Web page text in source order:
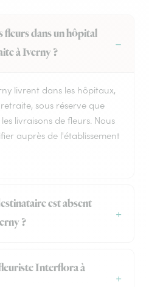
fleurs dans un hôpital
à Iverny ?
livrent dans les hôpitaux,
sous réserve que
livraisons de fleurs. Nous
auprès de l'établissement
est absent
?
Interflora à